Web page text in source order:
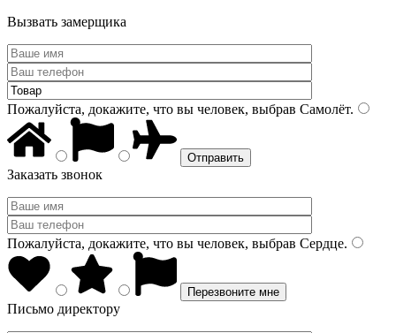
Вызвать замерщика
Пожалуйста, докажите, что вы человек, выбрав Самолёт.
Заказать звонок
Пожалуйста, докажите, что вы человек, выбрав Сердце.
Письмо директору